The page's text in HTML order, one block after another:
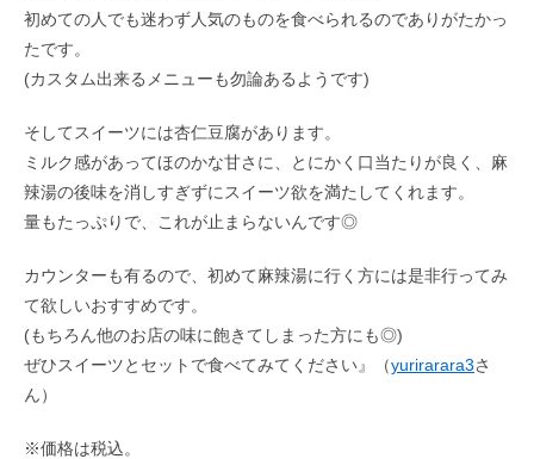
初めての人でも迷わず人気のものを食べられるのでありがたかっ
たです。
(カスタム出来るメニューも勿論あるようです)
そしてスイーツには杏仁豆腐があります。
ミルク感があってほのかな甘さに、とにかく口当たりが良く、麻
辣湯の後味を消しすぎずにスイーツ欲を満たしてくれます。
量もたっぷりで、これが止まらないんです◎
カウンターも有るので、初めて麻辣湯に行く方には是非行ってみ
て欲しいおすすめです。
(もちろん他のお店の味に飽きてしまった方にも◎)
ぜひスイーツとセットで食べてみてください』（yurirarara3さ
ん）
※価格は税込。